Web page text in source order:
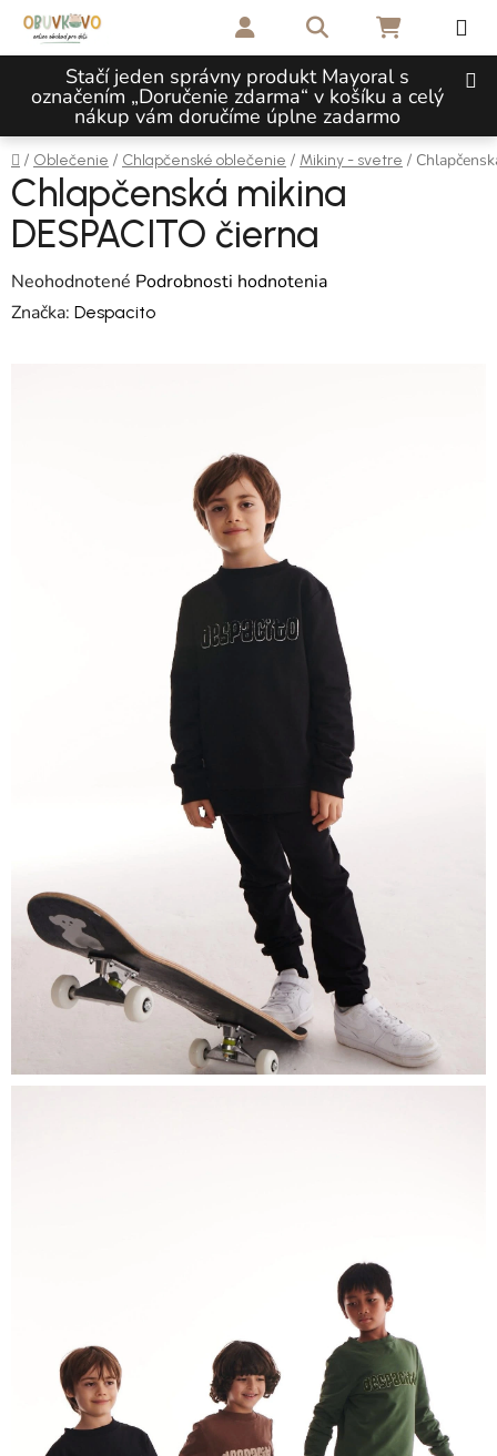
Prejsť na obsah
Stačí jeden správny produkt Mayoral s
označením „Doručenie zdarma“ v košíku a celý
nákup vám doručíme úplne zadarmo
Hľadať NÁKUPNÝ
Domov
/ Oblečenie / Chlapčenské oblečenie / Mikiny - svetre /
Chlapčenská mikina
DESPACITO čierna
Priemerné hodnotenie produktu je 0,0 z 5 hviezdičiek.
Neohodnotené Podrobnosti hodnotenia
Značka: Despacito